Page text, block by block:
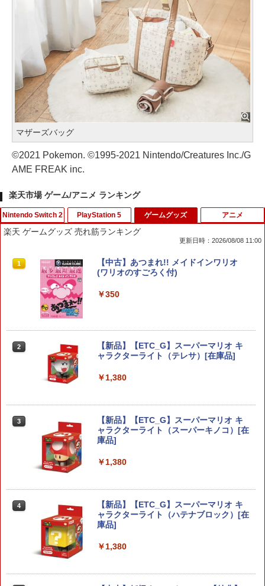
マザーズバッグ
©2021 Pokemon. ©1995-2021 Nintendo/Creatures Inc./G
AME FREAK inc.
楽天市場 ゲーム/アニメ ランキング
Nintendo Switch 2
1
スクウェア・エニックス 【封入特典付】
【Switch2】ファイナルファンタジー レ
ナルファンタジ- レゾナンス]
ドラゴンボール Sparking！ ZERO
￥7,520
鬼武者 Way of the Sword 【Switch2】
ELDEN RING Tarnished Edition 【Swit
PlayStation 5
1
FPS エイム アシストキャップ PS5 PS4
コントローラ 対応 Playstation プレイス
Sフリーク カバー 可動域アップ ゲーム
￥680
り XBOX リングコン ONE ジョイコン P
C 多機種対応 SWITCH コントローラー
スタンド PS5 コントローラー ゲームコ
ントローラー収納ラック 送料無料 本立
て
￥1,820
3
【レビュー評価上昇中】 新型 PS5 Slim /
PS5 Pro 冷却ファン PS5スリム用 冷却
ファン 自動温度検出 3段階風速調整 LED
ライト USB付き 低騒音 急速冷却 放熱
プレステ5スリム用 ディスク/デジタル版
￥2,580
ゲームグッズ
楽天 ゲームグッズ 売れ筋ランキング
更新日時：2026/08/08 11:00
1
【中古】あつまれ!! メイドインワリオ
(ワリオのすごろく付)
￥350
2
【新品】【ETC_G】スーパーマリオ キ
ャラクターライト（テレサ）[在庫品]
￥1,380
3
【新品】【ETC_G】スーパーマリオ キ
ャラクターライト（スーパーキノコ）[在
庫品]
￥1,380
4
【新品】【ETC_G】スーパーマリオ キ
ャラクターライト（ハテナブロック）[在
庫品]
￥1,380
アニメ